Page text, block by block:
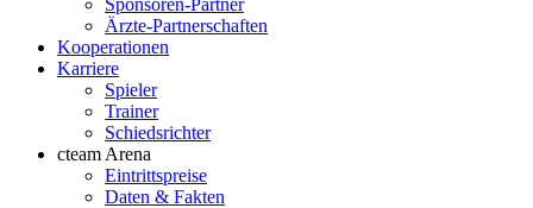
Sponsoren-Partner
Ärzte-Partnerschaften
Kooperationen
Karriere
Spieler
Trainer
Schiedsrichter
cteam Arena
Eintrittspreise
Daten & Fakten